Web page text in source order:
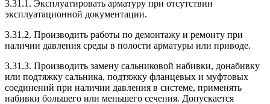
3.31.1. Эксплуатировать арматуру при отсутствии
эксплуатационной документации.
3.31.2. Производить работы по демонтажу и ремонту при
наличии давления среды в полости арматуры или приводе.
3.31.3. Производить замену сальниковой набивки, донабивку
или подтяжку сальника, подтяжку фланцевых и муфтовых
соединений при наличии давления в системе, применять
набивки большего или меньшего сечения. Допускается